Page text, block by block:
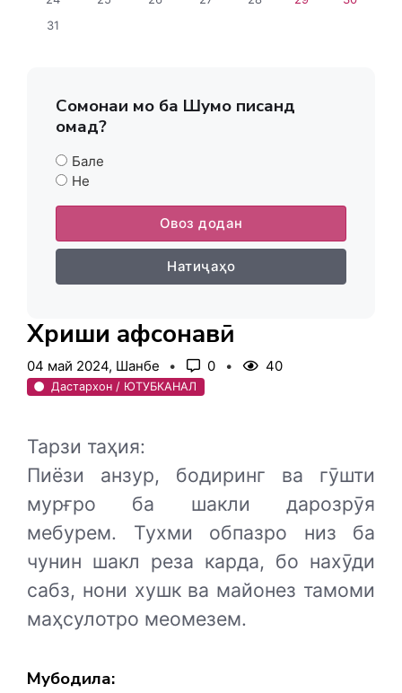
31
Сомонаи мо ба Шумо писанд
омад?
Бале
Не
Овоз додан
Натиҷаҳо
Хӯриши афсонавӣ
04 май 2024, Шанбе 0 40
Дастархон / ЮТУБКАНАЛ
Тарзи таҳия:
Пиёзи анзур, бодиринг ва гӯшти
мурғро ба шакли дарозрӯя
мебурем. Тухми обпазро низ ба
чунин шакл реза карда, бо нахӯди
сабз, нони хушк ва майонез тамоми
маҳсулотро меомезем.
Мубодила: